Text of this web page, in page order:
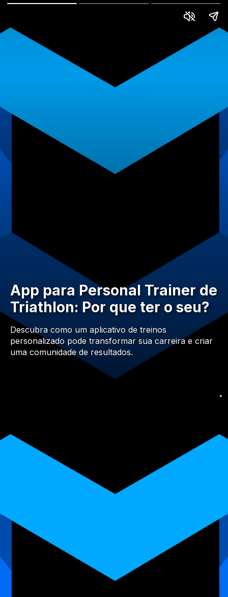
App para Personal Trainer de
Triathlon: Por que ter o seu?
Descubra como um aplicativo de treinos
personalizado pode transformar sua carreira e criar
uma comunidade de resultados.